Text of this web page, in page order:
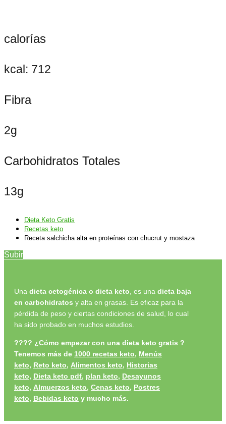
calorías
kcal: 712
Fibra
2g
Carbohidratos Totales
13g
Dieta Keto Gratis
Recetas keto
Receta salchicha alta en proteínas con chucrut y mostaza
Subir
Una dieta cetogénica o dieta keto , es una dieta baja
en carbohidratos y alta en grasas. Es eficaz para la
pérdida de peso y ciertas condiciones de salud, lo cual
ha sido probado en muchos estudios.
???? ¿Cómo empezar con una dieta keto gratis ?
Tenemos más de 1000 recetas keto, Menús
keto, Reto keto, Alimentos keto, Historias
keto, Dieta keto pdf, plan keto, Desayunos
keto, Almuerzos keto, Cenas keto, Postres
keto, Bebidas keto y mucho más.